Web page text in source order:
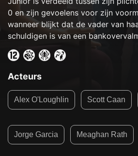
0 en zijn gevoelens voor zijn
wanneer blijkt dat de vader van
schuldigen is van een
Acteurs
Alex O'Loughlin Scott Caan
Jorge Garcia Meaghan Rath